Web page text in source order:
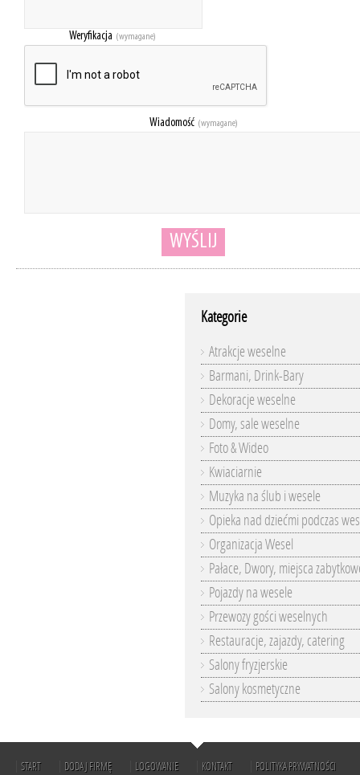
Weryfikacja (wymagane)
Wiadomość (wymagane)
WYŚLIJ
Kategorie
Atrakcje weselne
Barmani, Drink-Bary
Dekoracje weselne
Domy, sale weselne
Foto & Wideo
Kwiaciarnie
Muzyka na ślub i wesele
Opieka nad dziećmi podczas
Organizacja Wesel
Pałace, Dwory, miejsca
Pojazdy na wesele
Przewozy gości weselnych
Restauracje, zajazdy, catering
Salony fryzjerskie
Salony kosmetyczne
START DODAJ FIRMĘ LOGOWANIE KONTAKT
POLITYKA PRYWATNOŚCI